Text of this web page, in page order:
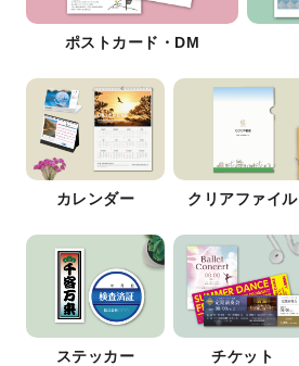
ポストカード・DM
カレンダー クリアファイル
ステッカー チケット